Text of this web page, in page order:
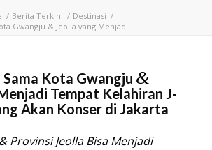
/ Berita Terkini / Destinasi /
Gwangju & Jeolla yang Menjadi
Sama Kota Gwangju &
Tempat Kelahiran J-
Akan Konser di Jakarta
Provinsi Jeolla Bisa Menjadi